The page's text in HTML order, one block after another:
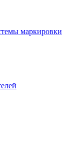
маркировки